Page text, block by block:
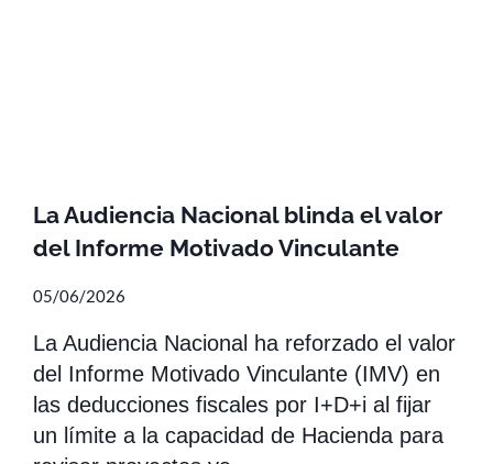
La Audiencia Nacional blinda el valor
del Informe Motivado Vinculante
05/06/2026
La Audiencia Nacional ha reforzado el valor
del Informe Motivado Vinculante (IMV) en
las deducciones fiscales por I+D+i al fijar
un límite a la capacidad de Hacienda para